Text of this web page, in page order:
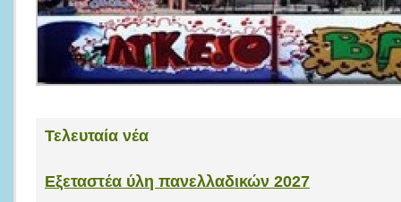
Τελευταία νέα
Εξεταστέα ύλη πανελλαδικών 2027